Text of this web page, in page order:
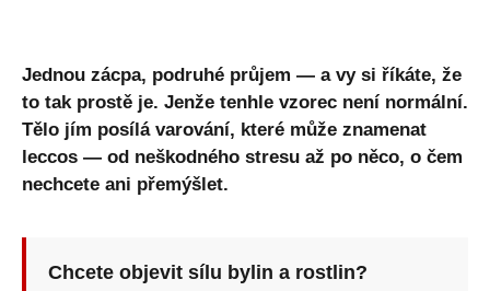
Jednou zácpa, podruhé průjem — a vy si říkáte, že
to tak prostě je. Jenže tenhle vzorec není normální.
Tělo jím posílá varování, které může znamenat
leccos — od neškodného stresu až po něco, o čem
nechcete ani přemýšlet.
Chcete objevit sílu bylin a rostlin?